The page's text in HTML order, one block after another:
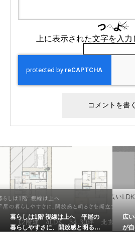
上に表示された文字を入力
暮らしは1階 視線は上へ 平屋の
暮らしやすさに、開放感と明るさ
広
が